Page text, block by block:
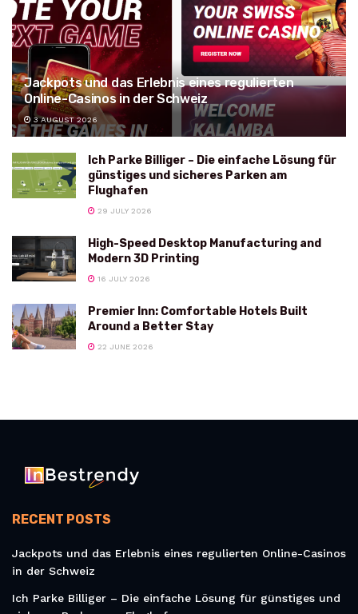
Jackpots und das Erlebnis eines regulierten
Online-Casinos in der Schweiz
3 AUGUST 2026
Ich Parke Billiger – Die einfache Lösung für
günstiges und sicheres Parken am
Flughafen
29 JULY 2026
High-Speed Desktop Manufacturing and
Modern 3D Printing
16 JULY 2026
Premier Inn: Comfortable Hotels Built
Around a Better Stay
22 JUNE 2026
RECENT POSTS
Jackpots und das Erlebnis eines regulierten Online-Casinos
in der Schweiz
Ich Parke Billiger – Die einfache Lösung für günstiges und